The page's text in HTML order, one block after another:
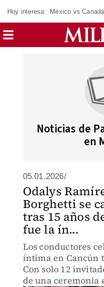
Hoy interesa: México vs Canadá
Noticias de
en
05.01.2026/
Odalys
Borghetti se
tras 15 años
fue la ín...
Los conductores
íntima en Cancún
Con solo 12
de una ceremonia